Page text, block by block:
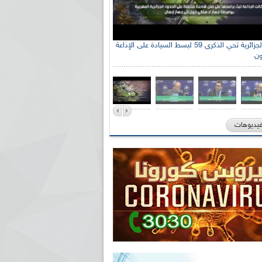
الإذاعة الجزائرية تحي الذكرى 59 لبسط السيادة على الإذاعة